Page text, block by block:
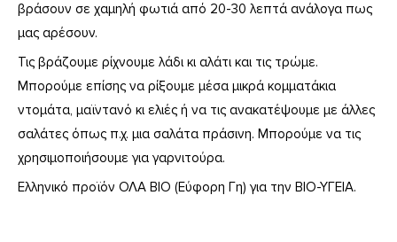
βράσουν σε χαμηλή φωτιά από 20-30 λεπτά ανάλογα πως
μας αρέσουν.
Τις βράζουμε ρίχνουμε λάδι κι αλάτι και τις τρώμε.
Μπορούμε επίσης να ρίξουμε μέσα μικρά κομματάκια
ντομάτα, μαϊντανό κι ελιές ή να τις ανακατέψουμε με άλλες
σαλάτες όπως π.χ. μια σαλάτα πράσινη. Μπορούμε να τις
χρησιμοποιήσουμε για γαρνιτούρα.
Ελληνικό προϊόν ΟΛΑ ΒΙΟ (Εύφορη Γη) για την ΒΙΟ-ΥΓΕΙΑ.